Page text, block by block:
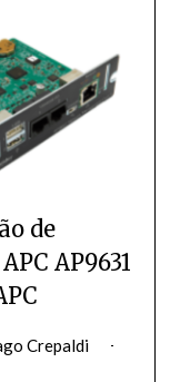
de
AP9631
Crepaldi